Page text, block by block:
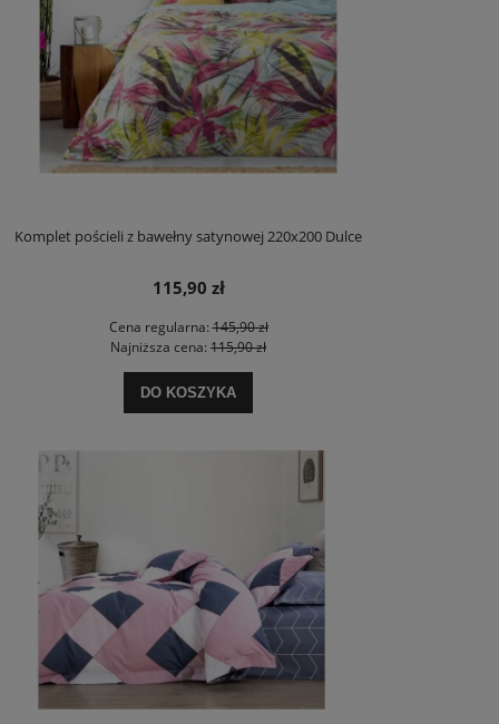
Komplet pościeli z bawełny satynowej 220x200 Dulce
115,90 zł
Cena regularna:145,90 zł
Najniższa cena: 115,90 zł
DO KOSZYKA